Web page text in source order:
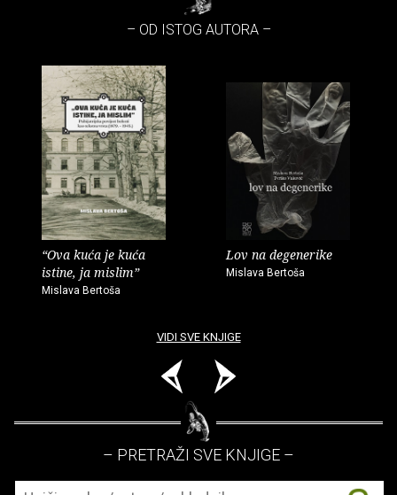
– OD ISTOG AUTORA –
“Ova kuća je kuća
istine, ja mislim”
Mislava Bertoša
Lov na degenerike
Mislava Bertoša
VIDI SVE KNJIGE
– PRETRAŽI SVE KNJIGE –